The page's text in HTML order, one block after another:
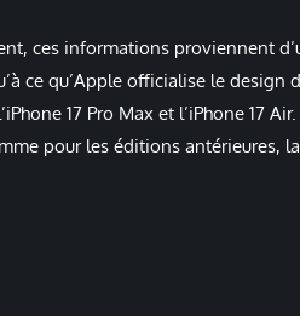
ces informations proviennent
ce qu’Apple officialise le design
17 Pro Max et l’iPhone 17
pour les éditions antérieures,